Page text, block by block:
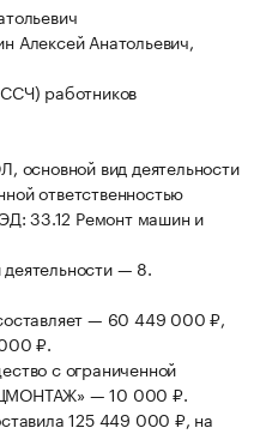
Алексей Анатольевич,
работников
основной вид деятельности
ответственностью
33.12 Ремонт машин и
— 8.
— 60 449 000 ₽,
₽.
с ограниченной
— 10 000 ₽.
125 449 000 ₽, на